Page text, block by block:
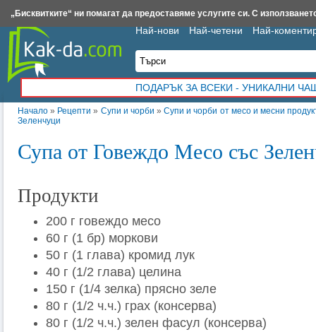
Начало » Рецепти » Супи и чорби »Супи и чорби от месо и месни
Зеленчуци
Супа от Говеждо Месо със
Продукти
200 г говеждо месо
60 г (1 бр) моркови
50 г (1 глава) кромид лук
40 г (1/2 глава) целина
150 г (1/4 зелка) прясно зеле
80 г (1/2 ч.ч.) грах (консерва)
80 г (1/2 ч.ч.) зелен фасул (консерва)
Най-нови Най-четени Най-
ПОДАРЪК ЗА ВСЕКИ - УНИКАЛНИ
Insert.bg Framar.bg Kak-da.com Iztochnik.com BauBau.bg NewAge.bg
„Бисквитките“ ни помагат да предоставяме услугите си. С